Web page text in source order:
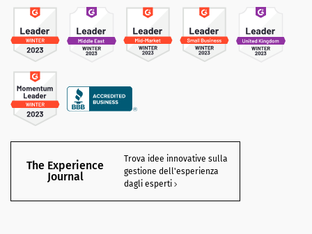
The Experience
Journal
Trova idee innovative sulla
gestione dell'esperienza
dagli esperti